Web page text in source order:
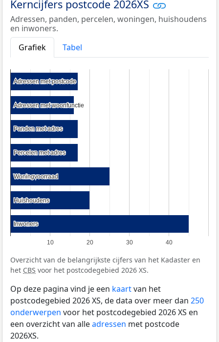
Kerncijfers postcode 2026XS
Adressen, panden, percelen, woningen, huishoudens
en inwoners.
Grafiek
Tabel
10 20 30 40
Adressen met postcode
Adressen met postcode
Adressen met woonfunctie
Adressen met woonfunctie
Panden met adres
Panden met adres
Percelen met adres
Percelen met adres
Woningvoorraad
Woningvoorraad
Huishoudens
Huishoudens
Inwoners
Inwoners
Overzicht van de belangrijkste cijfers van het Kadaster en
het CBS voor het postcodegebied 2026 XS.
Op deze pagina vind je een kaartvan het
postcodegebied 2026 XS, de data over meer dan 250
onderwerpen voor het postcodegebied 2026 XS en
een overzicht van alleadressen met postcode
2026XS.